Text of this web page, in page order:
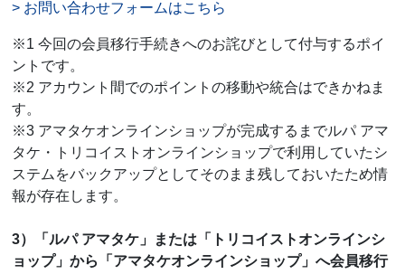
> お問い合わせフォームはこちら
※1 今回の会員移行手続きへのお詫びとして付与するポイ
ントです。
※2 アカウント間でのポイントの移動や統合はできかねま
す。
※3 アマタケオンラインショップが完成するまでルパ アマ
タケ・トリコイストオンラインショップで利用していたシ
ステムをバックアップとしてそのまま残しておいたため情
報が存在します。
3）「ルパ アマタケ」または「トリコイストオンラインシ
ョップ」から「アマタケオンラインショップ」へ会員移行